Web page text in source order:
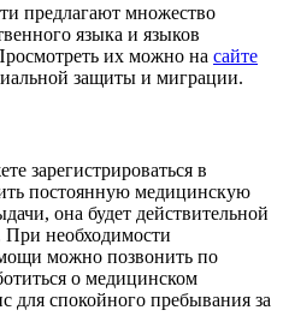
предлагают множество
языка и языков
их можно на сайте
защиты и миграции.
зарегистрироваться в
постоянную медицинскую
она будет действительной
необходимости
можно позвонить по
о медицинском
для спокойного пребывания за